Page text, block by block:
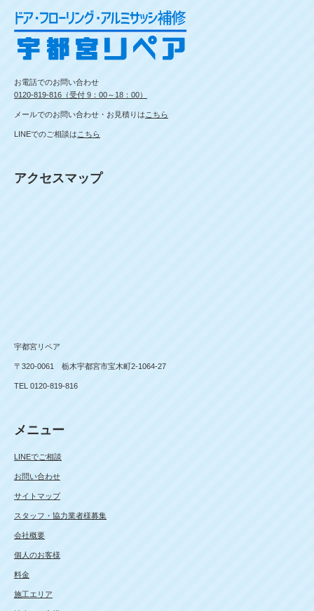
お電話でのお問い合わせ
0120-819-816（受付 9：00～18：00）
メールでのお問い合わせ・お見積りは こちら
LINEでのご相談は こちら
アクセスマップ
宇都宮リペア
〒320-0061 栃木宇都宮市宝木町2-1064-27
TEL 0120-819-816
メニュー
LINEでご相談
お問い合わせ
サイトマップ
スタッフ・協力業者様募集
会社概要
個人のお客様
料金
施工エリア